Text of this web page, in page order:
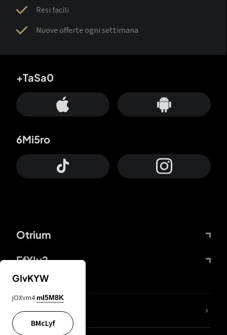
Resi facili
Nuove offerte ogni settimana
Otrium
FfYIy2
+TaSa0
6Mi5ro
Lj7sBL
GIvKYW
jOXvm4 mI5M8K
BMcLyf